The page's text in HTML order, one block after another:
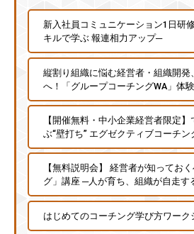
新入社員コミュニケーション1日研
キルで学ぶ 報連相力アップ─
縦割り組織に悩む経営者・組織開発
へ！「グループコーチングWA」体
【開催無料・中小企業経営者限定
ぶ“壁打ち” エグゼクティブコーチ
【無料説明会】 経営者が知ってお
グ」講座 ─人が育ち、組織が自走す
はじめてのコーチング学び方ワーク